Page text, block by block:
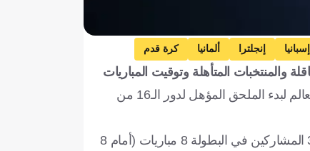
إسبانيا إنجلترا ألمانيا كرة قدم
بعد نهاية مرحلة دور المجموعات في دوري أبطال أوروبا 2024-2025، يتطلع عشاق كرة القدم حول العالم لبدء الملحق المؤهل لدور الـ16 من
وتعد النسخة الحالية هي الثانية في النظام الجديد لدوري أبطال أوروبا، حيث يخوض كل فريق من الـ36 المشاركين في البطولة 8 مباريات (أمام 8